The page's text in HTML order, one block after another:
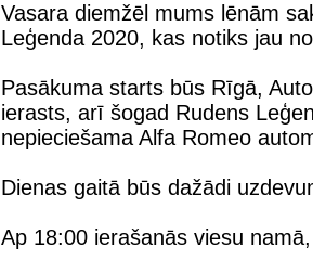
Vasara diemžēl mums lēnām
Leģenda 2020, kas notiks jau
Pasākuma starts būs Rīgā,
ierasts, arī šogad Rudens
nepieciešama Alfa Romeo
Dienas gaitā būs dažādi
Ap 18:00 ierašanās viesu